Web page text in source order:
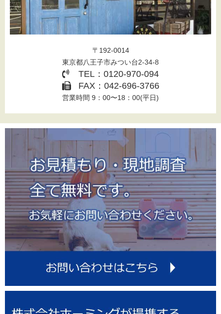
〒192-0014
東京都八王子市みつい台2-34-8
TEL：0120-970-094
FAX：042-696-3766
営業時間 9：00〜18：00(平日)